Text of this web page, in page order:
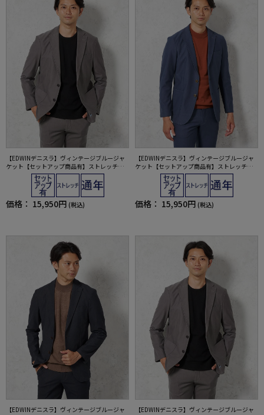
【EDWINデニスラ】ヴィンテージブルージャ
ケット【セットアップ商品有】ストレッチ無
価格： 15,950円 (税込)
【EDWINデニスラ】ヴィンテージブルージャ
ケット【セットアップ商品有】ストレッチ無
価格： 15,950円 (税込)
【EDWINデニスラ】ヴィンテージブルージャ
【EDWINデニスラ】ヴィンテージブルージャ